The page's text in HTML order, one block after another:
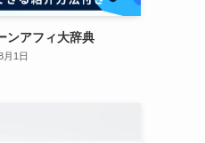
ンアフィ大辞典
月1日